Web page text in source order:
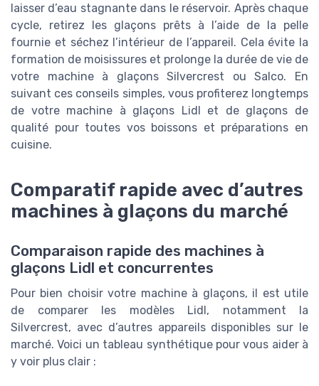
laisser d’eau stagnante dans le réservoir. Après chaque
cycle, retirez les glaçons prêts à l’aide de la pelle
fournie et séchez l’intérieur de l’appareil. Cela évite la
formation de moisissures et prolonge la durée de vie de
votre machine à glaçons Silvercrest ou Salco. En
suivant ces conseils simples, vous profiterez longtemps
de votre machine à glaçons Lidl et de glaçons de
qualité pour toutes vos boissons et préparations en
cuisine.
Comparatif rapide avec d’autres
machines à glaçons du marché
Comparaison rapide des machines à
glaçons Lidl et concurrentes
Pour bien choisir votre machine à glaçons, il est utile
de comparer les modèles Lidl, notamment la
Silvercrest, avec d’autres appareils disponibles sur le
marché. Voici un tableau synthétique pour vous aider à
y voir plus clair :